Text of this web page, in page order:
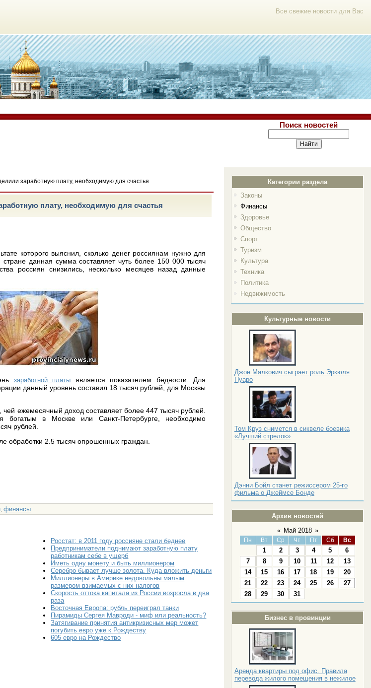
Все свежие новости для Вас
Поиск новостей
Категории раздела
Законы
Финансы
Здоровье
Общество
Спорт
Туризм
Культура
Техника
Политика
Недвижимость
Культурные новости
Джон Малкович сыграет роль Эркюля
Пуаро
Том Круз снимется в сиквеле боевика
«Лучший стрелок»
Дэнни Бойл станет режиссером 25-го
фильма о Джеймсе Бонде
Архив новостей
« Май 2018 »
Пн Вт Ср Чт Пт Сб Вс
1 2 3 4 5
6
7
8 9 10 11 12
13
14
15 16 17 18 19
20
21
22 23 24 25 26
27
28
29 30 31
Бизнес в провинции
Аренда квартиры под офис. Правила
перевода жилого помещения в нежилое
заработную плату, необходимую для счастья
плату, необходимую для счастья
которого выяснил, сколько денег россиянам нужно для
данная сумма составляет чуть более 150 000 тысяч
россиян снизились, несколько месяцев назад данные
заработной платы является показателем бедности. Для
данный уровень составил 18 тысяч рублей, для Москвы
ежемесячный доход составляет более 447 тысяч рублей.
богатым в Москве или Санкт-Петербурге, необходимо
рублей.
обработки 2.5 тысяч опрошенных граждан.
,финансы
Росстат: в 2011 году россияне стали беднее
Предприниматели поднимают заработную плату
работникам себе в ущерб
Иметь одну монету и быть миллионером
Серебро бывает лучше золота. Куда вложить деньги
Миллионеры в Америке недовольны малым
размером взимаемых с них налогов
Скорость оттока капитала из России возросла в два
раза
Восточная Европа: рубль переиграл танки
Пирамиды Сергея Мавроди - миф или реальность?
Затягивание принятия антикризисных мер может
погубить евро уже к Рождеству
605 евро на Рождество